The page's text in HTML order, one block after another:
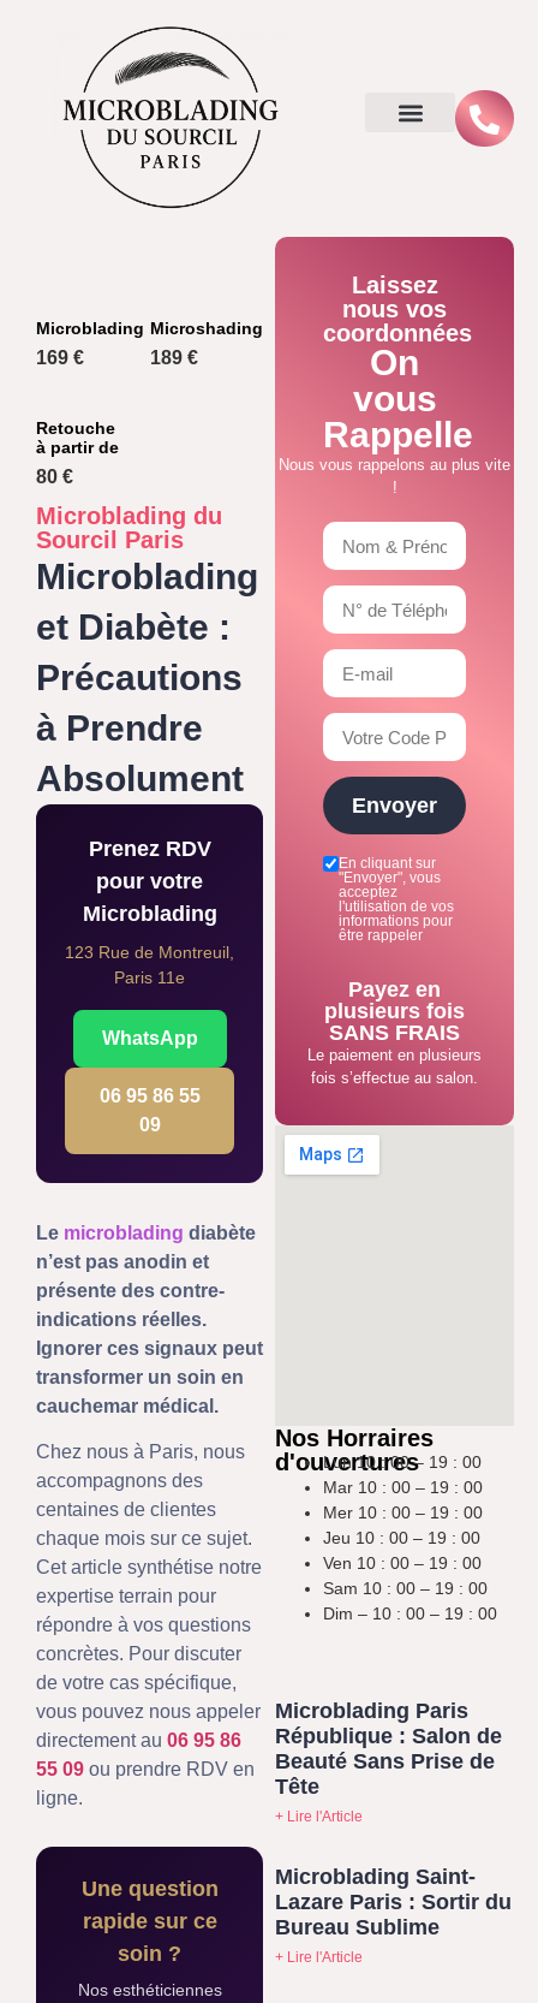
Microblading
169 €
Microshading
189 €
Retouche
à partir de
80 €
Microblading du
Sourcil Paris
Microblading
et Diabète :
Précautions
à Prendre
Absolument
Prenez RDV
pour votre
Microblading
123 Rue de Montreuil,
Paris 11e
WhatsApp
06 95 86 55
09
Le microblading diabète
n’est pas anodin et
présente des contre-
indications réelles.
Ignorer ces signaux peut
transformer un soin en
cauchemar médical.
Chez nous à Paris, nous
accompagnons des
centaines de clientes
chaque mois sur ce sujet.
Cet article synthétise notre
expertise terrain pour
répondre à vos questions
concrètes. Pour discuter
de votre cas spécifique,
vous pouvez nous appeler
directement au 06 95 86
55 09 ou prendre RDV en
ligne.
Une question
rapide sur ce
soin ?
Nos esthéticiennes
Laissez
nous vos
coordonnées
On
vous
Rappelle
Nous vous rappelons au plus vite
!
En cliquant sur
"Envoyer", vous
acceptez
l'utilisation de vos
informations pour
être rappeler
Envoyer
Payez en
plusieurs fois
SANS FRAIS
Le paiement en plusieurs
fois s’effectue au salon.
Nos Horraires
d'ouvertures
Lun 10 : 00 – 19 : 00
Mar 10 : 00 – 19 : 00
Mer 10 : 00 – 19 : 00
Jeu 10 : 00 – 19 : 00
Ven 10 : 00 – 19 : 00
Sam 10 : 00 – 19 : 00
Dim – 10 : 00 – 19 : 00
Microblading Paris
République : Salon de
Beauté Sans Prise de
Tête
+ Lire l'Article
Microblading Saint-
Lazare Paris : Sortir du
Bureau Sublime
+ Lire l'Article